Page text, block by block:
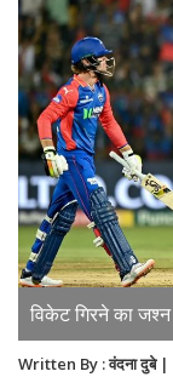
विकेट गिरने का जश्न
Written By : वंदना दुबे |